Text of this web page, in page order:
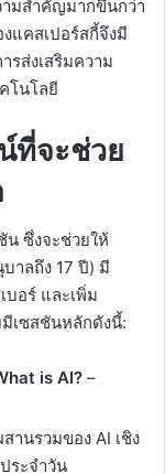
มสำคัญมากขึ้นกว่า
แคสเปอร์สกี้จึงมี
รส่งเสริมความ
โนโลยี
ที่จะช่วย
ซึ่งจะช่วยให้
าลถึง 17 ปี) มี
บอร์ และเพิ่ม
เซสชันหลักดังนี้:
is AI? –
สานรวมของ AI เชิง
ระจำวัน